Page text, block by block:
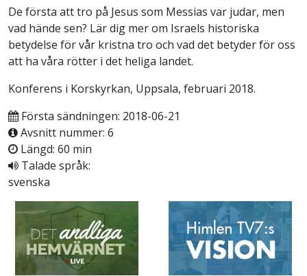
De första att tro på Jesus som Messias var judar, men
vad hände sen? Lär dig mer om Israels historiska
betydelse för vår kristna tro och vad det betyder för oss
att ha våra rötter i det heliga landet.
Konferens i Korskyrkan, Uppsala, februari 2018.
Första sändningen: 2018-06-21
Avsnitt nummer: 6
Längd: 60 min
Talade språk:
svenska